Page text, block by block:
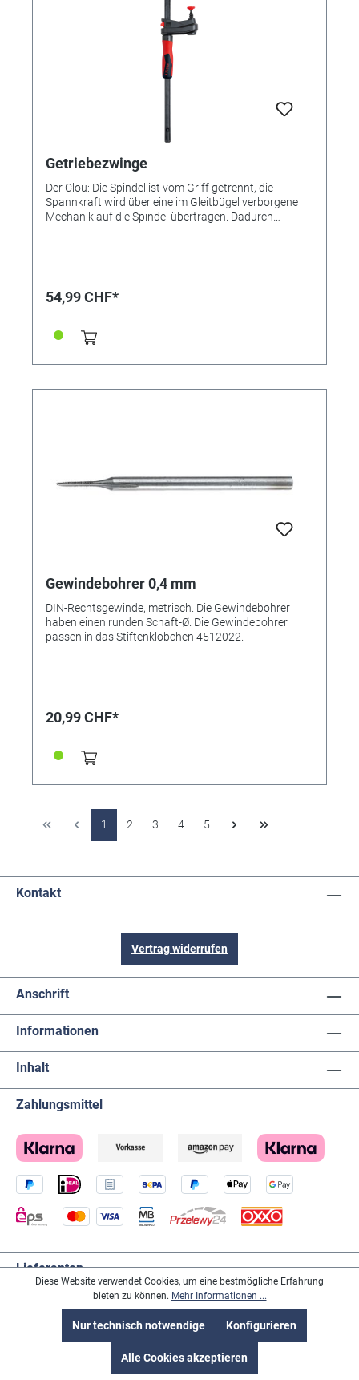
Getriebezwinge
Der Clou: Die Spindel ist vom Griff getrennt, die
Spannkraft wird über eine im Gleitbügel verborgene
Mechanik auf die Spindel übertragen. Dadurch
54,99 CHF*
Gewindebohrer 0,4 mm
DIN-Rechtsgewinde, metrisch. Die Gewindebohrer
haben einen runden Schaft-Ø. Die Gewindebohrer
passen in das Stiftenklöbchen 4512022.
20,99 CHF*
1 2 3 4 5
Kontakt
Vertrag widerrufen
Anschrift
Informationen
Inhalt
Zahlungsmittel
Lieferanten
Diese Website verwendet Cookies, um eine bestmögliche Erfahrung
bieten zu können. Mehr Informationen ...
Nur technisch notwendige Konfigurieren
Alle Cookies akzeptieren